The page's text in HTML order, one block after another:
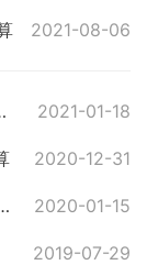
2021-08-06
心单位预算 2021-01-18
2020-12-31
理服务中心部门预算 2020-01-15
2019-07-29